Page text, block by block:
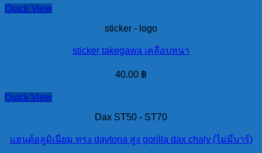
monkey
chappy
Quick View
sticker - logo
sticker takegawa เคลือบหนา
40.00 ฿
Quick View
Dax ST50 - ST70
แฮนด์อลูมิเนียม ทรง daytona สูง gorilla dax chaly (ไม่มีบาร์)